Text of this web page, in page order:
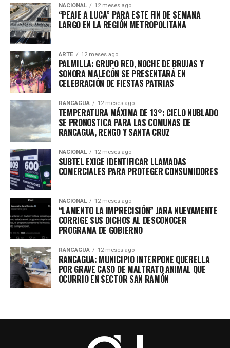
NACIONAL 12 meses ago
“PEAJE A LUCA” PARA ESTE FIN DE SEMANA
LARGO EN LA REGIÓN METROPOLITANA
ARTE 12 meses ago
PALMILLA: GRUPO RED, NOCHE DE BRUJAS Y
SONORA MALECÓN SE PRESENTARÁ EN
CELEBRACIÓN DE FIESTAS PATRIAS
RANCAGUA 12 meses ago
TEMPERATURA MÁXIMA DE 13°: CIELO NUBLADO
SE PRONOSTICA PARA LAS COMUNAS DE
RANCAGUA, RENGO Y SANTA CRUZ
NACIONAL 12 meses ago
SUBTEL EXIGE IDENTIFICAR LLAMADAS
COMERCIALES PARA PROTEGER CONSUMIDORES
NACIONAL 12 meses ago
“LAMENTO LA IMPRECISIÓN” JARA NUEVAMENTE
CORRIGE SUS DICHOS AL DESCONOCER
PROGRAMA DE GOBIERNO
RANCAGUA 12 meses ago
RANCAGUA: MUNICIPIO INTERPONE QUERELLA
POR GRAVE CASO DE MALTRATO ANIMAL QUE
OCURRIO EN SECTOR SAN RAMÓN